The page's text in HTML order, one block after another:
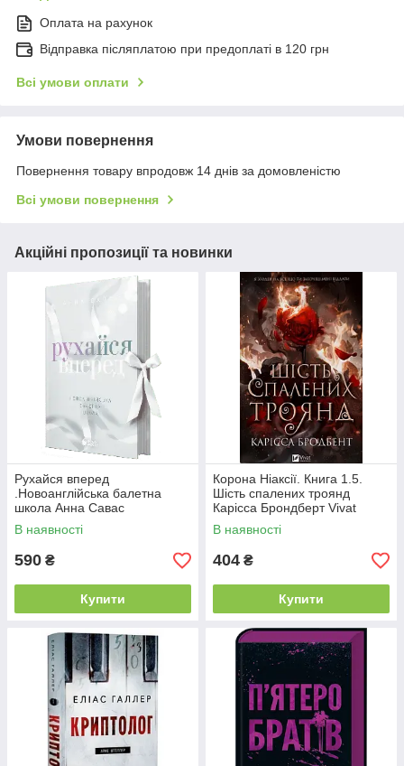
Оплата на рахунок
Відправка післяплатою при предоплаті в 120 грн
Всі умови оплати
Умови повернення
Повернення товару впродовж 14 днів за домовленістю
Всі умови повернення
Акційні пропозиції та новинки
Рухайся вперед
.Новоанглійська балетна
школа Анна Савас
READBERRY
В наявності
590 ₴
Купити
Корона Ніаксії. Книга 1.5.
Шість спалених троянд
Карісса Брондберт Vivat
В наявності
404 ₴
Купити